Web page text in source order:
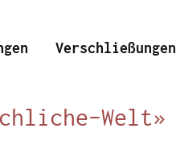
Inhalt
Verschließungen
Welt»